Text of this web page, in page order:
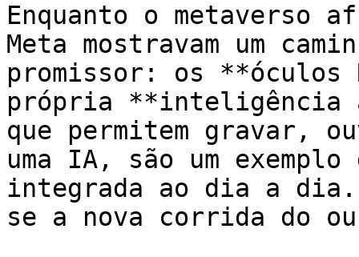
Enquanto o metaverso
Meta mostravam um
promissor: os **óculos
própria
que permitem gravar,
uma IA, são um
integrada ao dia a
se a nova corrida do